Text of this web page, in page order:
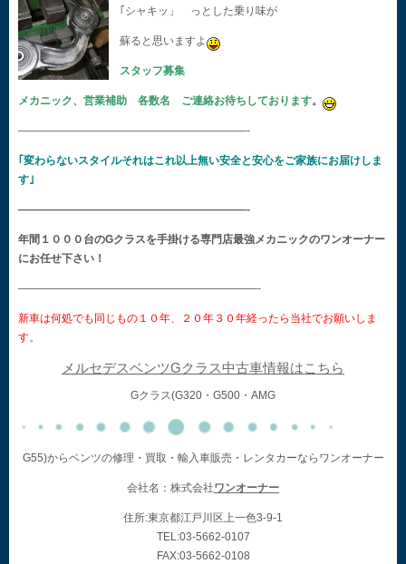
｢シャキッ」 っとした乗り味が
蘇ると思いますよ
スタッフ募集
メカニック、営業補助 各数名 ご連絡お待ちしております。
—————————————————————-
｢変わらないスタイルそれはこれ以上無い安全と安心をご家族にお届けしま
す｣
—————————————————————-
年間１０００台のGクラスを手掛ける専門店最強メカニックのワンオーナー
にお任せ下さい！
——————————————————————-
新車は何処でも同じもの１０年、２０年３０年経ったら当社でお願いしま
す。
メルセデスベンツGクラス中古車情報はこちら
Gクラス(G320・G500・AMG
G55)からベンツの修理・買取・輸入車販売・レンタカーならワンオーナー
会社名：株式会社ワンオーナー
住所:東京都江戸川区上一色3-9-1
TEL:03-5662-0107
FAX:03-5662-0108